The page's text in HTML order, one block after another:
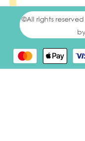
©All rights